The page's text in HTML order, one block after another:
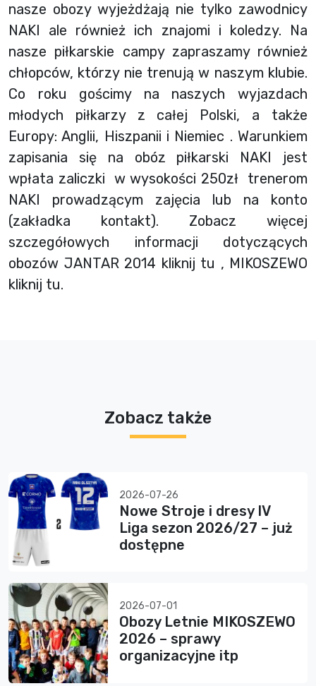
nasze obozy wyjeżdżają nie tylko zawodnicy
NAKI ale również ich znajomi i koledzy. Na
nasze piłkarskie campy zapraszamy również
chłopców, którzy nie trenują w naszym klubie.
Co roku gościmy na naszych wyjazdach
młodych piłkarzy z całej Polski, a także
Europy: Anglii, Hiszpanii i Niemiec . Warunkiem
zapisania się na obóz piłkarski NAKI jest
wpłata zaliczki w wysokości 250zł trenerom
NAKI prowadzącym zajęcia lub na konto
(zakładka kontakt). Zobacz więcej
szczegółowych informacji dotyczących
obozów JANTAR 2014 kliknij tu , MIKOSZEWO
kliknij tu.
Zobacz także
2026-07-26
Nowe Stroje i dresy IV
Liga sezon 2026/27 – już
dostępne
2026-07-01
Obozy Letnie MIKOSZEWO
2026 – sprawy
organizacyjne itp